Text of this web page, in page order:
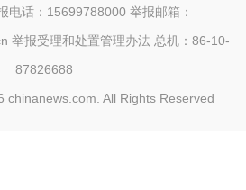
电话：15699788000 举报邮箱：
举报受理和处置管理办法 总机：86-10-
87826688
chinanews.com. All Rights Reserved